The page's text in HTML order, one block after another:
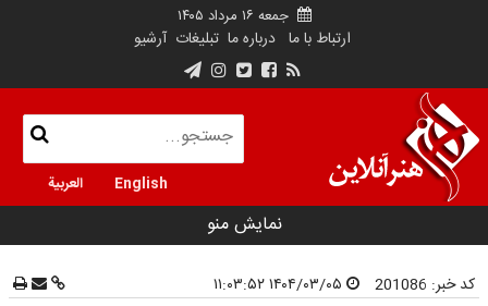
جمعه ۱۶ مرداد ۱۴۰۵
ارتباط با ما درباره ما تبلیغات آرشیو
English العربية
نمایش منو
کد خبر: 201086